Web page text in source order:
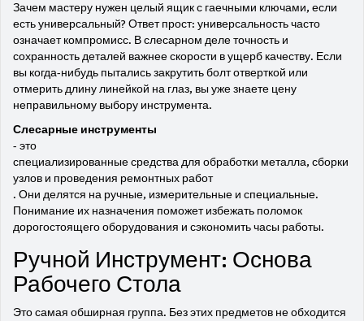
Зачем мастеру нужен целый ящик с гаечными ключами, если
есть универсальный? Ответ прост: универсальность часто
означает компромисс. В слесарном деле точность и
сохранность деталей важнее скорости в ущерб качеству. Если
вы когда-нибудь пытались закрутить болт отверткой или
отмерить длину линейкой на глаз, вы уже знаете цену
неправильному выбору инструмента.
Слесарные инструменты
- это
специализированные средства для обработки металла, сборки
узлов и проведения ремонтных работ
. Они делятся на ручные, измерительные и специальные.
Понимание их назначения поможет избежать поломок
дорогостоящего оборудования и сэкономить часы работы.
Ручной Инструмент: Основа
Рабочего Стола
Это самая обширная группа. Без этих предметов не обходится